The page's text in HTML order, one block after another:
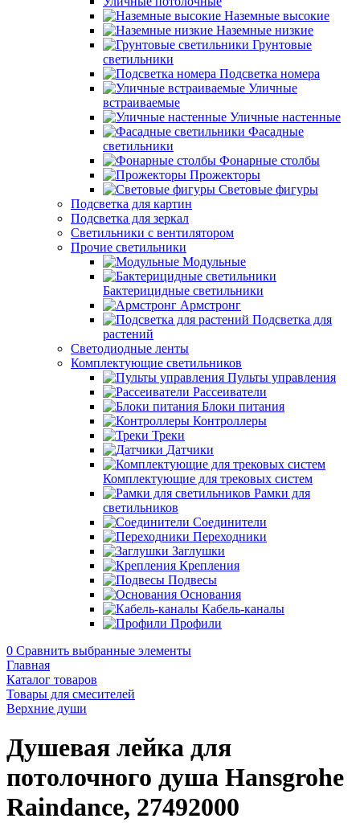
Наземные высокие
Наземные низкие
Грунтовые
светильники
Подсветка номера
Уличные
встраиваемые
Уличные настенные
Фасадные
светильники
Фонарные столбы
Прожекторы
Световые фигуры
Подсветка для картин
Подсветка для зеркал
Светильники с вентилятором
Прочие светильники
Модульные
Бактерицидные светильники
Армстронг
Подсветка для
растений
Светодиодные ленты
Комплектующие светильников
Пульты управления
Рассеиватели
Блоки питания
Контроллеры
Треки
Датчики
Комплектующие для трековых систем
Рамки для
светильников
Соединители
Переходники
Заглушки
Крепления
Подвесы
Основания
Кабель-каналы
Профили
0 Сравнить выбранные элементы
Главная
Каталог товаров
Товары для смесителей
Верхние души
Душевая лейка для
потолочного душа Hansgrohe
Raindance, 27492000